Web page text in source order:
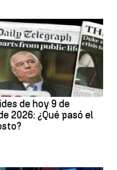
de hoy 9 de
2026: ¿Qué pasó el